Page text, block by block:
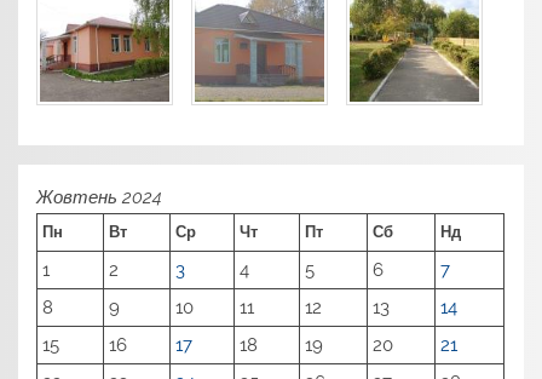
Жовтень 2024
Пн Вт Ср Чт Пт Сб Нд
1 2 3 4 5 6
7
8
9 10 11 12 13
14
15
16 17 18 19 20
21